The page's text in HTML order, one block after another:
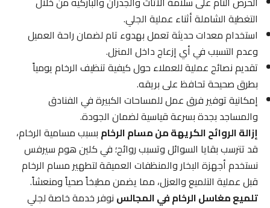
التغطية الشاملة أثناء عملية الجلي.
استخدام معدات حديثة تعمل بهدوء تام لضمان راحة العميل
وعدم التسبب في أي إزعاج داخل المنزل.
تقديم نصائح عملية للعملاء حول كيفية تنظيف الرخام يومياً
بطرق صحيحة تحافظ على بريقه.
إمكانية توفير فرق عمل للمساحات الكبيرة في الفنادق
والمساجد بجدة بسرعة قياسية لضمان الجودة.
إزالة الروائح الكريهة من مسام الرخامبسبب مسامية الرخام،
قد تترسب بقايا السوائل وتسبب روائح؛ في كلين هوم سيرفس
نستخدم أجهزة البخار والمنظفات العميقة لتطهير مسام الرخام
قبل عملية التلميع والعزل، مما يضمن مطبخاً صحياً ومنعشاً.
تلميع مغاسل الرخام في المجالسنوفر خدمة خاصة لجلي